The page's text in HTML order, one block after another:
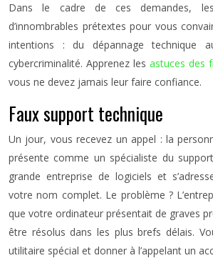
Dans le cadre de ces demandes,
d’innombrables prétextes pour vous
intentions : du dépannage technique
cybercriminalité. Apprenez les astuces des
vous ne devez jamais leur faire confiance.
Faux support technique
Un jour, vous recevez un appel : la
présente comme un spécialiste du
grande entreprise de logiciels et
votre nom complet. Le problème ?
que votre ordinateur présentait de graves
être résolus dans les plus brefs délais.
utilitaire spécial et donner à l’appelant un